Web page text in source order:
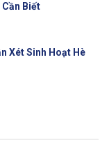
Biết
Xét Sinh Hoạt Hè